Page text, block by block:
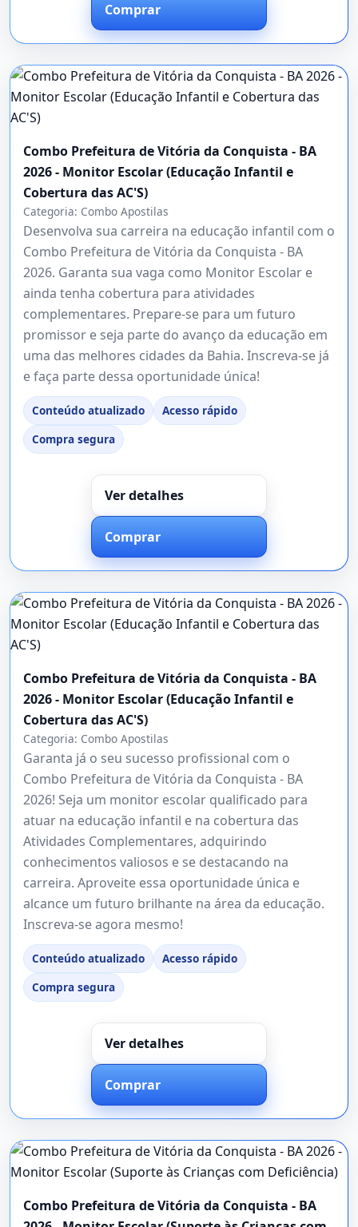
Comprar
Combo Prefeitura de Vitória da Conquista - BA
2026 - Monitor Escolar (Educação Infantil e
Cobertura das AC'S)
Categoria: Combo Apostilas
Desenvolva sua carreira na educação infantil com o
Combo Prefeitura de Vitória da Conquista - BA
2026. Garanta sua vaga como Monitor Escolar e
ainda tenha cobertura para atividades
complementares. Prepare-se para um futuro
promissor e seja parte do avanço da educação em
uma das melhores cidades da Bahia. Inscreva-se já
e faça parte dessa oportunidade única!
Conteúdo atualizado
Acesso rápido
Compra segura
Ver detalhes
Comprar
Combo Prefeitura de Vitória da Conquista - BA
2026 - Monitor Escolar (Educação Infantil e
Cobertura das AC'S)
Categoria: Combo Apostilas
Garanta já o seu sucesso profissional com o
Combo Prefeitura de Vitória da Conquista - BA
2026! Seja um monitor escolar qualificado para
atuar na educação infantil e na cobertura das
Atividades Complementares, adquirindo
conhecimentos valiosos e se destacando na
carreira. Aproveite essa oportunidade única e
alcance um futuro brilhante na área da educação.
Inscreva-se agora mesmo!
Conteúdo atualizado
Acesso rápido
Compra segura
Ver detalhes
Comprar
Combo Prefeitura de Vitória da Conquista - BA